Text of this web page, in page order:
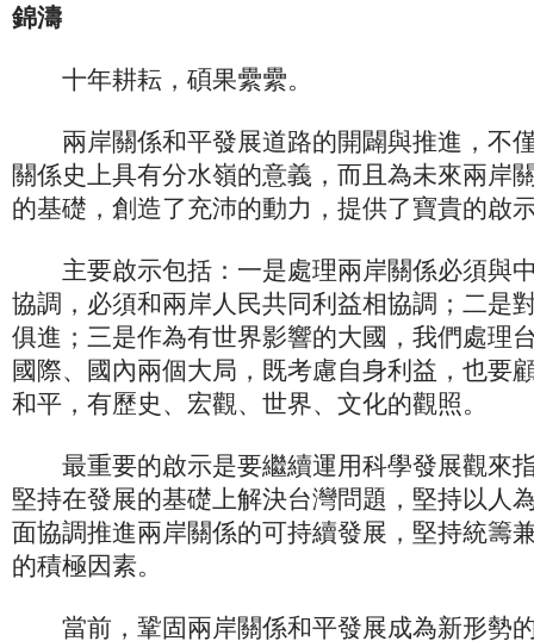
錦濤
十年耕耘，碩果纍纍。
兩岸關係和平發展道路的開闢與推進，不
關係史上具有分水嶺的意義，而且為未來兩岸
的基礎，創造了充沛的動力，提供了寶貴的啟
主要啟示包括：一是處理兩岸關係必須與
協調，必須和兩岸人民共同利益相協調；二是
俱進；三是作為有世界影響的大國，我們處理
國際、國內兩個大局，既考慮自身利益，也要
和平，有歷史、宏觀、世界、文化的觀照。
最重要的啟示是要繼續運用科學發展觀來
堅持在發展的基礎上解決台灣問題，堅持以人
面協調推進兩岸關係的可持續發展，堅持統籌
的積極因素。
當前，鞏固兩岸關係和平發展成為新形勢